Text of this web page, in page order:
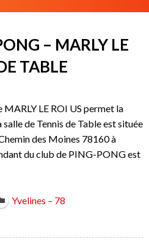
– MARLY LE
TABLE
MARLY LE ROI US permet la
de Tennis de Table est située
des Moines 78160 à
du club de PING-PONG est
Yvelines – 78